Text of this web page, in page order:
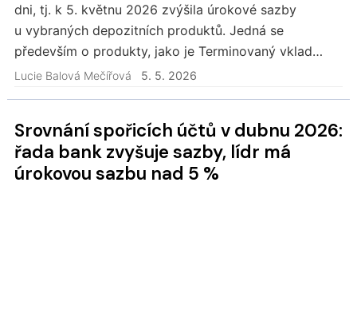
dni, tj. k 5. květnu 2026 zvýšila úrokové sazby
u vybraných depozitních produktů. Jedná se
především o produkty, jako je Terminovaný vklad
ARTESA STANDARD, ARTESA BONUS, ARTESA
Lucie Balová Mečířová 5. 5. 2026
Srovnání spořicích účtů v dubnu 2026:
řada bank zvyšuje sazby, lídr má
úrokovou sazbu nad 5 %